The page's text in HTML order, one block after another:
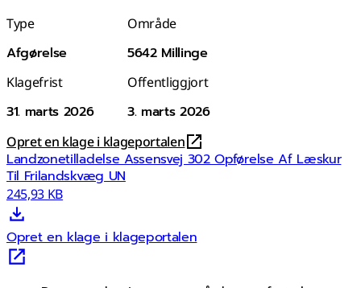
Type
Afgørelse
Område
5642 Millinge
Klagefrist
31. marts 2026
Offentliggjort
3. marts 2026
Opret en klage i klageportalen
Landzonetilladelse Assensvej 302 Opførelse Af Læskur
Til Frilandskvæg UN
245,93 KB
Opret en klage i klageportalen